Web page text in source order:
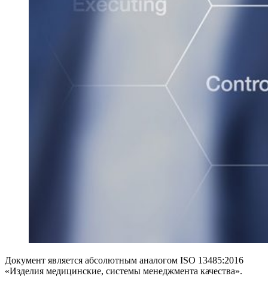
Документ является абсолютным аналогом ISO 13485:2016
«Изделия медицинские, системы менеджмента качества».